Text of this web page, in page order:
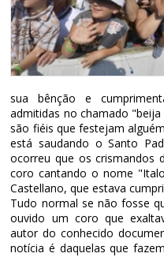
sua bênção e
admitidas no chamado
são fiéis que festejam
está saudando o Santo
ocorreu que os crismandos
coro cantando o nome
Castellano, que estava
Tudo normal se não fosse
ouvido um coro que
autor do conhecido
notícia é daquelas que